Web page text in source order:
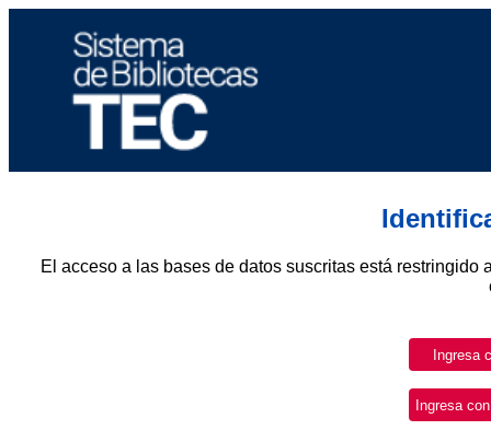
El acceso a las bases de datos suscritas está